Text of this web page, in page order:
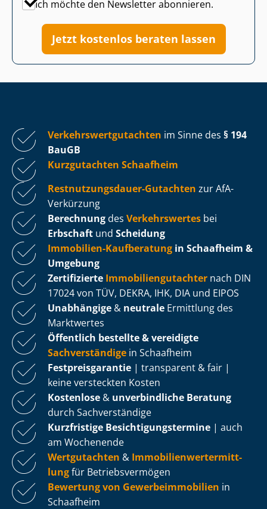
Ich möchte den Newsletter abonnieren.
Jetzt kostenlos beraten lassen
Ver­kehrs­wert­gut­ach­ten im Sinne des § 194
BauGB
Kurzgutachten Schaafheim
Rest­nut­zungs­dau­er-Gutachten zur AfA-
Verkürzung
Berechnung des Verkehrswertes bei
Erbschaft und Scheidung
Immobilien-Kaufberatung in Schaafheim &
Umgebung
Zertifizierte Im­mo­bi­li­en­gut­ach­ter nach DIN
17024 von TÜV, DEKRA, IHK, DIA und EIPOS
Unabhängige & neutrale Ermittlung des
Marktwertes
Öffentlich bestellte & vereidigte
Sachverständige in Schaafheim
Fest­preis­ga­ran­tie | transparent & fair |
keine versteckten Kosten
Kostenlose & unverbindliche Beratung
durch Sachverständige
Kurzfristige Be­sich­ti­gungs­ter­mi­ne | auch
am Wochenende
Wertgutachten & Im­mo­bi­li­en­wert­ermitt­
lungfür Be­triebs­ver­mö­gen
Bewertung von Ge­wer­be­im­mo­bi­li­en in
Schaafheim